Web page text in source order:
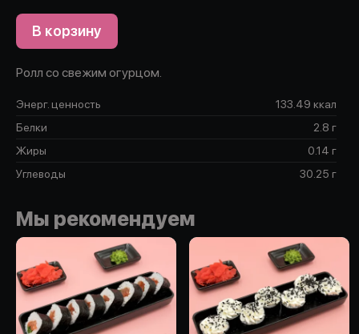
В корзину
Ролл со свежим огурцом.
Энерг. ценность
133.49 ккал
Белки
2.8 г
Жиры
0.14 г
Углеводы
30.25 г
Мы рекомендуем